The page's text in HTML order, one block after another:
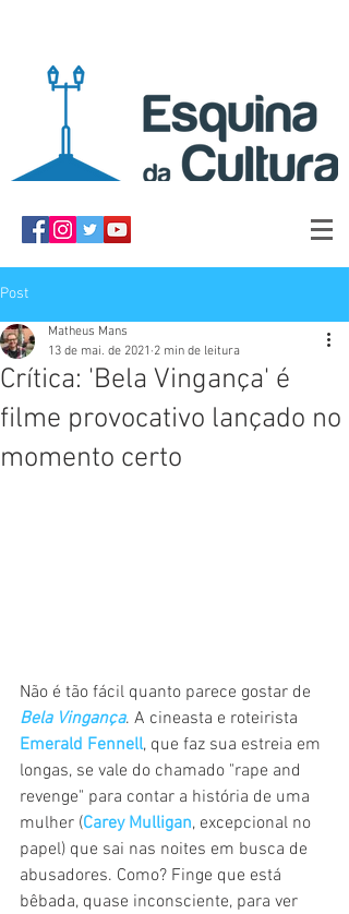
Post
Crítica: 'Bela Vingança' é
filme provocativo lançado no
momento certo
Matheus Mans
13 de mai. de 2021 2 min de leitura
Não é tão fácil quanto parece gostar de
Bela Vingança. A cineasta e roteirista
Emerald Fennell, que faz sua estreia em
longas, se vale do chamado "rape and
revenge" para contar a história de uma
mulher (Carey Mulligan, excepcional no
papel) que sai nas noites em busca de
abusadores. Como? Finge que está
bêbada, quase inconsciente, para ver